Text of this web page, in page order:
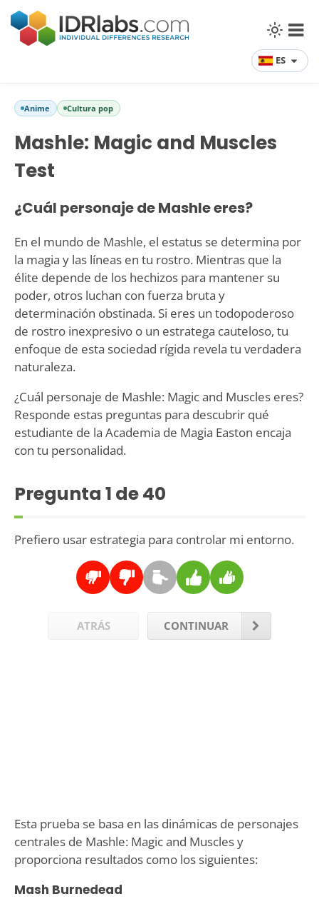
ES
Anime Cultura pop
Mashle: Magic and Muscles
Test
¿Cuál personaje de Mashle eres?
En el mundo de Mashle, el estatus se determina por
la magia y las líneas en tu rostro. Mientras que la
élite depende de los hechizos para mantener su
poder, otros luchan con fuerza bruta y
determinación obstinada. Si eres un todopoderoso
de rostro inexpresivo o un estratega cauteloso, tu
enfoque de esta sociedad rígida revela tu verdadera
naturaleza.
¿Cuál personaje de Mashle: Magic and Muscles eres?
Responde estas preguntas para descubrir qué
estudiante de la Academia de Magia Easton encaja
con tu personalidad.
Pregunta 1 de 40
Prefiero usar estrategia para controlar mi entorno.
ATRÁS CONTINUAR
Esta prueba se basa en las dinámicas de personajes
centrales de Mashle: Magic and Muscles y
proporciona resultados como los siguientes:
Mash Burnedead